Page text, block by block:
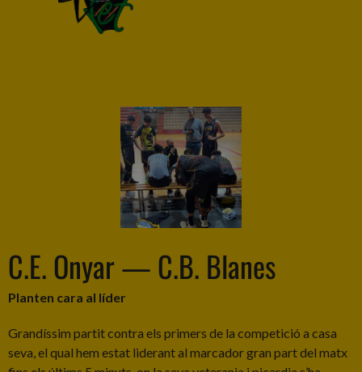
C.E. Onyar — C.B. Blanes
Planten cara al líder
Grandíssim partit contra els primers de la competició a casa
seva, el qual hem estat liderant al marcador gran part del matx